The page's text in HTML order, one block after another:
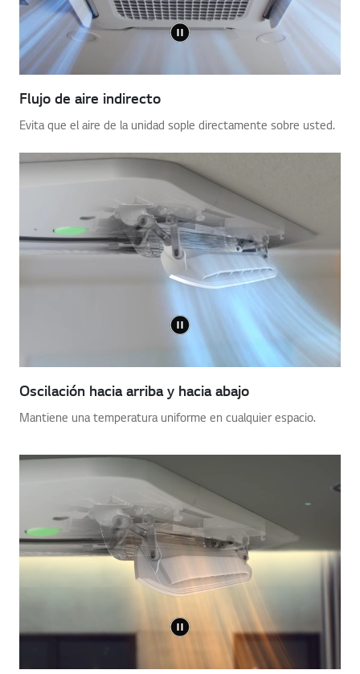
Flujo de aire indirecto
Evita que el aire de la unidad sople directamente sobre usted.
Oscilación hacia arriba y hacia abajo
Mantiene una temperatura uniforme en cualquier espacio.